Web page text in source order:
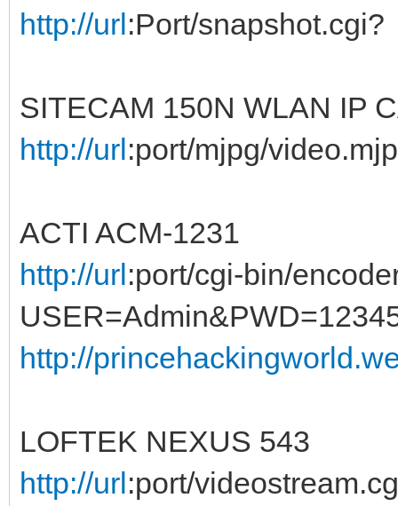
http://url:Port/snapshot.cgi?
SITECAM 150N WLAN IP
http://url:port/mjpg/
ACTI ACM-1231
http://url:port/cgi-bin/
http://
LOFTEK NEXUS 543
http://url:port/